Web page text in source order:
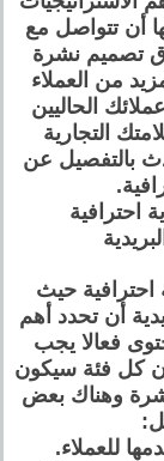
أن تتواصل مع
تصميم نشرة
من العملاء
الحاليين
التجارية
بالتفصيل عن
احترافية
حيث
أن تحدد أهم
فعالا يجب
كل فئة سيكون
وهناك بعض